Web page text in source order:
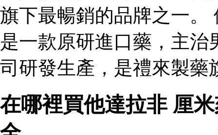
旗下最暢銷的品牌之一。
是一款原研進口藥，主
司研發生產，是禮來製藥
在哪裡買他達拉非 厘